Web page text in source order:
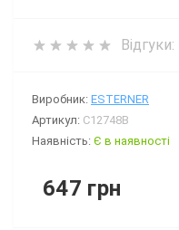
Відгуки:
Виробник: ESTERNER
Артикул: C12748B
Наявність: Є в наявності
647 грн